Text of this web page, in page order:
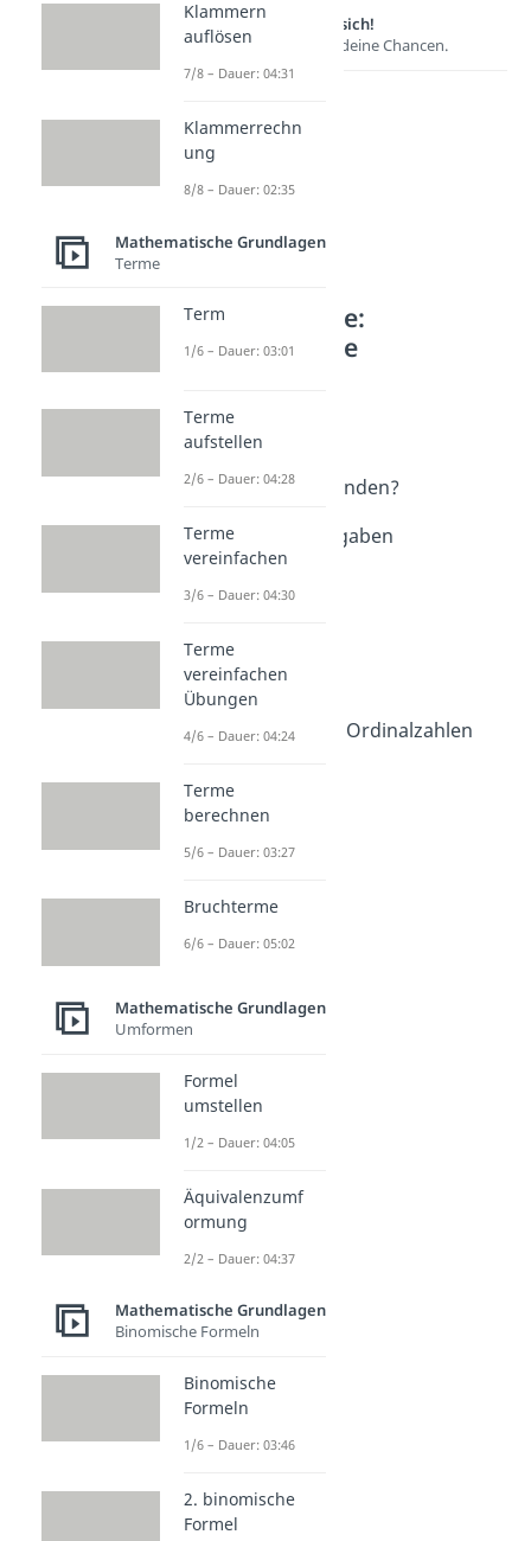
Lernen lohnt sich!
Entdecke hier deine Chancen.
Weitere Inhalte:
Mathematische
Was ist Mathe?
Mathe
Wer hat Mathe erfunden?
Schwere Matheaufgaben
Dauer: 04:24
Ziffern
Dauer: 04:12
Große Zahlen
Dauer: 03:38
Kardinalzahlen und Ordinalzahlen
Klammern
auflösen
7/8 – Dauer: 04:31
Klammerrechn
ung
8/8 – Dauer: 02:35
Mathematische Grundlagen
Terme
Term
1/6 – Dauer: 03:01
Terme
aufstellen
2/6 – Dauer: 04:28
Terme
vereinfachen
3/6 – Dauer: 04:30
Terme
vereinfachen
Übungen
4/6 – Dauer: 04:24
Terme
berechnen
5/6 – Dauer: 03:27
Bruchterme
6/6 – Dauer: 05:02
Mathematische Grundlagen
Umformen
Formel
umstellen
1/2 – Dauer: 04:05
Äquivalenzumf
ormung
2/2 – Dauer: 04:37
Mathematische Grundlagen
Binomische Formeln
Binomische
Formeln
1/6 – Dauer: 03:46
2. binomische
Formel